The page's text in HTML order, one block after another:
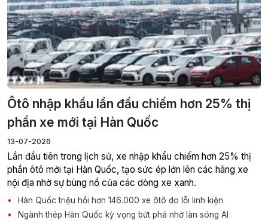
Ôtô nhập khẩu lần đầu chiếm hơn 25% thị
phần xe mới tại Hàn Quốc
13-07-2026
Lần đầu tiên trong lịch sử, xe nhập khẩu chiếm hơn 25% thị
phần ôtô mới tại Hàn Quốc, tạo sức ép lớn lên các hãng xe
nội địa nhờ sự bùng nổ của các dòng xe xanh.
Hàn Quốc triệu hồi hơn 146.000 xe ôtô do lỗi linh kiện
Ngành thép Hàn Quốc kỳ vọng bứt phá nhờ làn sóng AI